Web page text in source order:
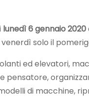
lunedì 6 gennaio 2020
solo il
ed elevatori,
pensatore,
di macchine,